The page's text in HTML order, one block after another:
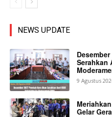
NEWS UPDATE
Serahkan
9 Agustus
Gelar